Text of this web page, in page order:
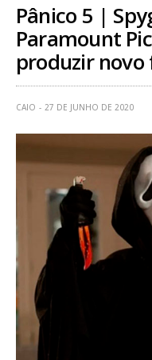
Pânico 5 |
Paramount
produzir
CAIO 27 DE JUNHO DE 2020